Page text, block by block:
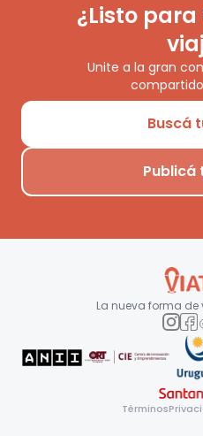
¿Listo
Unite a la gran
Buscá
Publicá
La nueva forma de
Términos